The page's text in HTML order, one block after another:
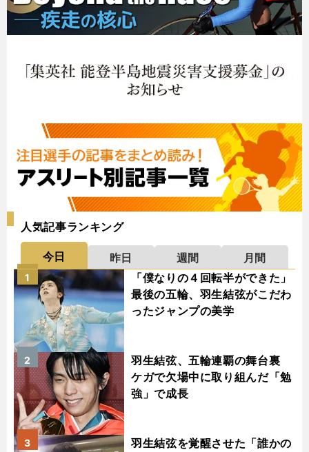
人気記事ランキング
今日 昨日 週間
月間
「僕なりの４回転半ができた」
最後の五輪、羽生結弦がこだわ
ったジャンプの美学
1
羽生結弦、五輪連覇の舞台裏
ケガで欠場中に取り組んだ「勉
強」で成長
2
羽生結弦を覚醒させた「誰かの
3